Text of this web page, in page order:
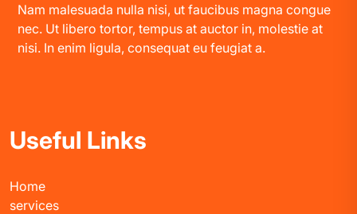
Nam malesuada nulla nisi, ut faucibus magna congue
nec. Ut libero tortor, tempus at auctor in, molestie at
nisi. In enim ligula, consequat eu feugiat a.
Useful Links
Home
services